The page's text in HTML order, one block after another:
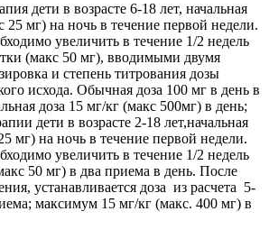
дети в возрасте 6-18 лет, начальная
25 мг) на ночь в течение первой недели.
увеличить в течение 1/2 недель
(макс 50 мг), вводимыми двумя
и степень титрования дозы
исхода. Обычная доза 100 мг в день в
доза 15 мг/кг (макс 500мг) в день;
дети в возрасте 2-18 лет,начальная
мг) на ночь в течение первой недели.
увеличить в течение 1/2 недель
50 мг) в два приема в день. После
устанавливается доза из расчета 5-
максимум 15 мг/кг (макс. 400 мг) в